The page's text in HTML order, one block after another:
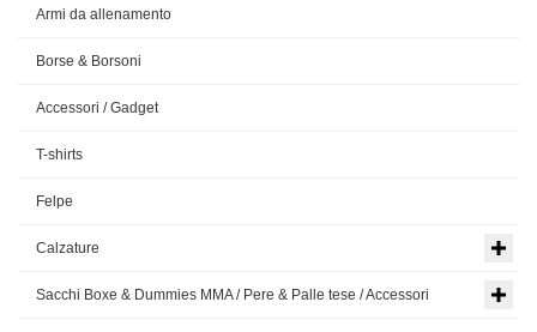
Armi da allenamento
Borse & Borsoni
Accessori / Gadget
T-shirts
Felpe
Calzature
Sacchi Boxe & Dummies MMA / Pere & Palle tese / Accessori